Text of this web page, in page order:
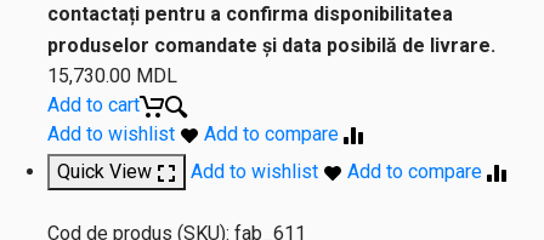
contactați pentru a confirma disponibilitatea
produselor comandate și data posibilă de livrare.
15,730.00 MDL
Add to cart
Add to wishlist
Add to compare
Quick View
Add to wishlist Add to compare
Cod de produs (SKU): fab_611